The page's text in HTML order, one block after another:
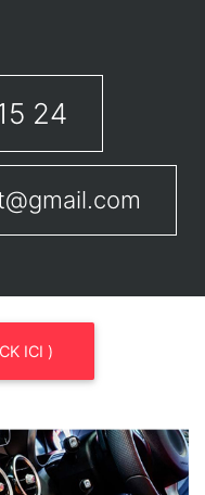
24
ICI )